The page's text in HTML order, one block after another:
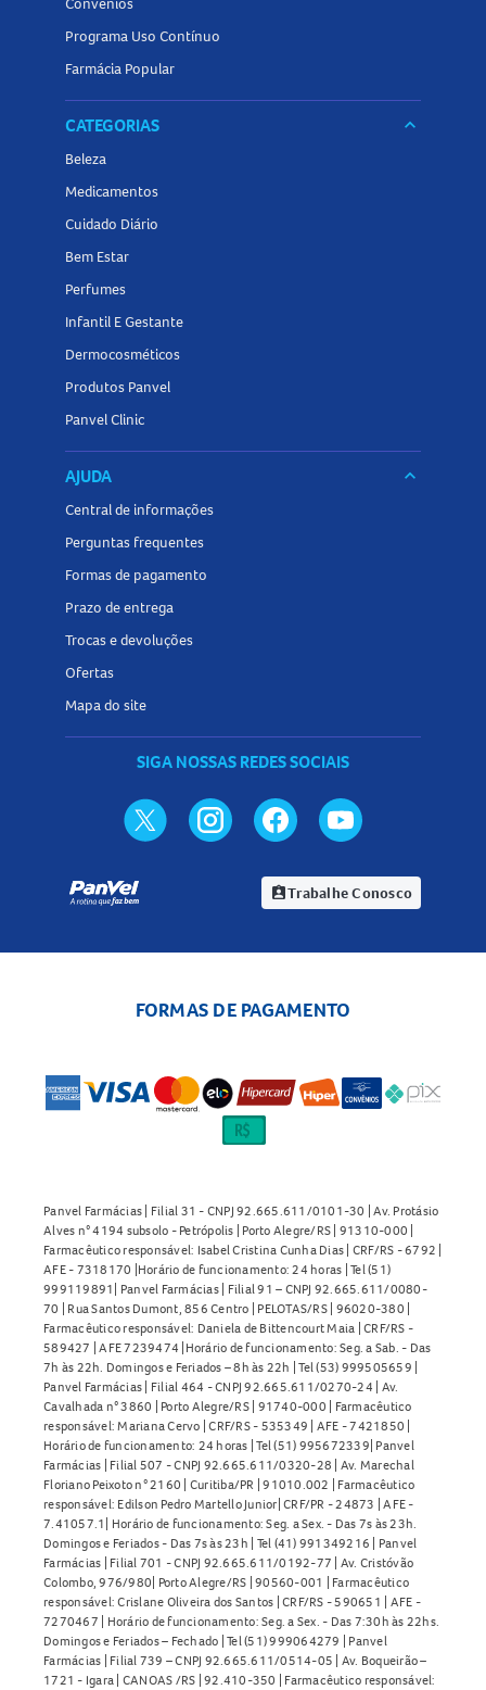
Programa Uso Contínuo
Farmácia Popular
CATEGORIAS keyboard_arrow_down
Beleza
Medicamentos
Cuidado Diário
Bem Estar
Perfumes
Infantil E Gestante
Dermocosméticos
Produtos Panvel
Panvel Clinic
AJUDA keyboard_arrow_down
Central de informações
Perguntas frequentes
Formas de pagamento
Prazo de entrega
Trocas e devoluções
Ofertas
Mapa do site
SIGA NOSSAS REDES SOCIAIS
assignment_indTrabalhe Conosco
FORMAS DE PAGAMENTO
Panvel Farmácias | Filial 31 - CNPJ 92.665.611/0101-30 | Av. Protásio
Alves n° 4194 subsolo - Petrópolis | Porto Alegre/RS | 91310-000 |
Farmacêutico responsável: Isabel Cristina Cunha Dias | CRF/RS - 6792 |
AFE - 7318170 |Horário de funcionamento: 24 horas | Tel (51)
999119891| Panvel Farmácias | Filial 91 – CNPJ 92.665.611/0080-
70 | Rua Santos Dumont, 856 Centro | PELOTAS/RS | 96020-380 |
Farmacêutico responsável: Daniela de Bittencourt Maia | CRF/RS -
589427 | AFE 7239474 |Horário de funcionamento: Seg. a Sab. - Das
7h às 22h. Domingos e Feriados – 8h às 22h | Tel (53) 999505659 |
Panvel Farmácias | Filial 464 - CNPJ 92.665.611/0270-24 | Av.
Cavalhada n° 3860 | Porto Alegre/RS | 91740-000 | Farmacêutico
responsável: Mariana Cervo | CRF/RS - 535349 | AFE - 7421850 |
Horário de funcionamento: 24 horas | Tel (51) 995672339| Panvel
Farmácias | Filial 507 - CNPJ 92.665.611/0320-28 | Av. Marechal
Floriano Peixoto n° 2160 | Curitiba/PR | 91010.002 | Farmacêutico
responsável: Edilson Pedro Martello Junior| CRF/PR - 24873 | AFE -
7.41057.1| Horário de funcionamento: Seg. a Sex. - Das 7s às 23h.
Domingos e Feriados - Das 7s às 23h | Tel (41) 991349216 | Panvel
Farmácias | Filial 701 - CNPJ 92.665.611/0192-77 | Av. Cristóvão
Colombo, 976/980| Porto Alegre/RS | 90560-001 | Farmacêutico
responsável: Crislane Oliveira dos Santos | CRF/RS - 590651 | AFE -
7270467 | Horário de funcionamento: Seg. a Sex. - Das 7:30h às 22hs.
Domingos e Feriados – Fechado | Tel (51) 999064279 | Panvel
Farmácias | Filial 739 – CNPJ 92.665.611/0514-05 | Av. Boqueirão –
1721 - Igara | CANOAS /RS | 92.410-350 | Farmacêutico responsável: